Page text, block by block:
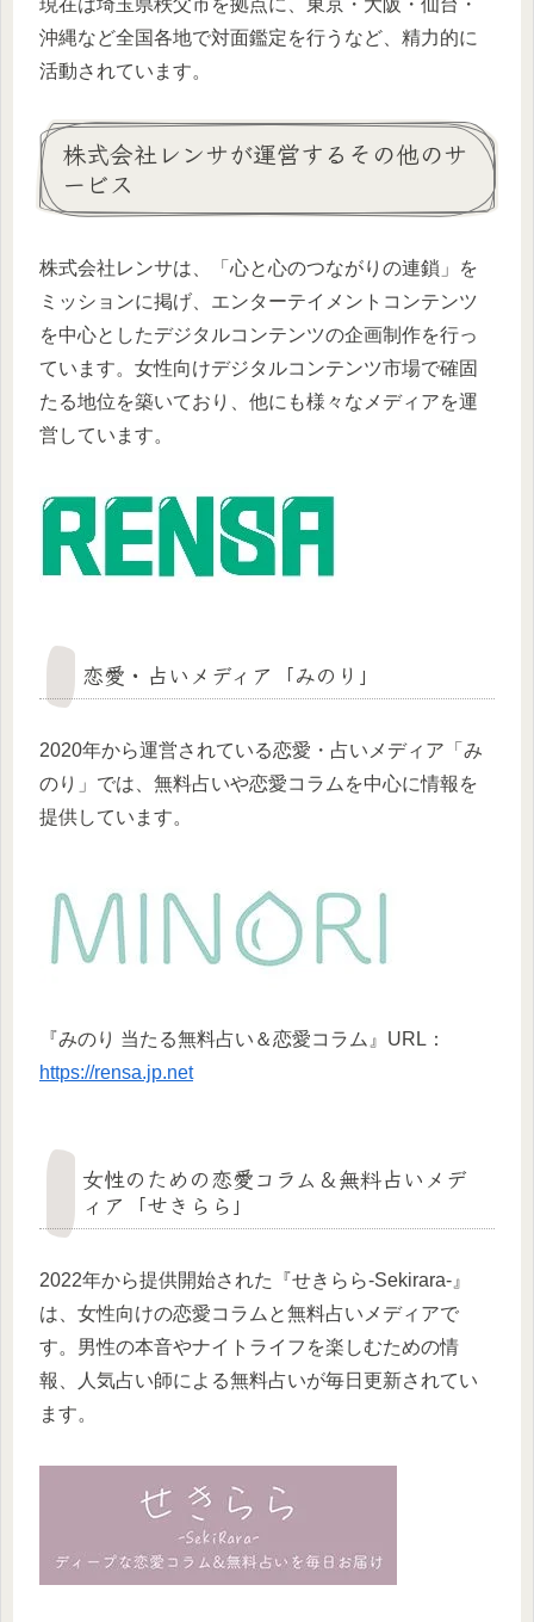
現在は埼玉県秩父市を拠点に、東京・大阪・仙台・
沖縄など全国各地で対面鑑定を行うなど、精力的に
活動されています。
株式会社レンサが運営するその他のサ
ービス
株式会社レンサは、「心と心のつながりの連鎖」を
ミッションに掲げ、エンターテイメントコンテンツ
を中心としたデジタルコンテンツの企画制作を行っ
ています。女性向けデジタルコンテンツ市場で確固
たる地位を築いており、他にも様々なメディアを運
営しています。
恋愛・占いメディア「みのり」
2020年から運営されている恋愛・占いメディア「み
のり」では、無料占いや恋愛コラムを中心に情報を
提供しています。
『みのり 当たる無料占い＆恋愛コラム』URL：
https://rensa.jp.net
女性のための恋愛コラム＆無料占いメデ
ィア「せきらら」
2022年から提供開始された『せきらら-Sekirara-』
は、女性向けの恋愛コラムと無料占いメディアで
す。男性の本音やナイトライフを楽しむための情
報、人気占い師による無料占いが毎日更新されてい
ます。